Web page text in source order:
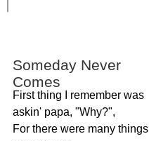
Someday Never
Comes
First thing remember was
askin' papa, "Why?",
For there were many things